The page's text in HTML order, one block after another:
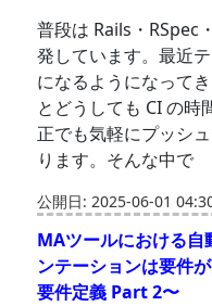
普段は Rails・RSpec
発しています。最近
になるようになって
とどうしても CI の時
正でも気軽にプッシ
ります。そんな中で
公開日: 2025-06-01
MAツールにおける自
ンテーションは要件
要件定義 Part 2〜